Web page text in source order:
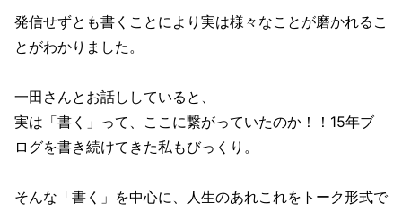
発信せずとも書くことにより実は様々なことが磨かれるこ
とがわかりました。
一田さんとお話ししていると、
実は「書く」って、ここに繋がっていたのか！！15年ブ
ログを書き続けてきた私もびっくり。
そんな「書く」を中心に、人生のあれこれをトーク形式で